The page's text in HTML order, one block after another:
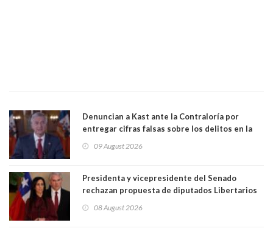
Denuncian a Kast ante la Contraloría por
entregar cifras falsas sobre los delitos en la
09 August 2026
Presidenta y vicepresidente del Senado
rechazan propuesta de diputados Libertarios
"Constituye un camino equivocado"
08 August 2026